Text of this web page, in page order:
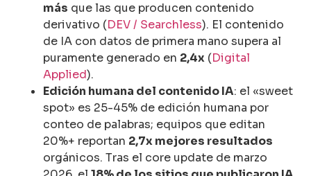
más que las que producen contenido
derivativo (DEV / Searchless). El contenido
de IA con datos de primera mano supera al
puramente generado en 2,4x (Digital
Applied).
Edición humana del contenido IA: el «sweet
spot» es 25-45% de edición humana por
conteo de palabras; equipos que editan
20%+ reportan 2,7x mejores resultados
orgánicos. Tras el core update de marzo